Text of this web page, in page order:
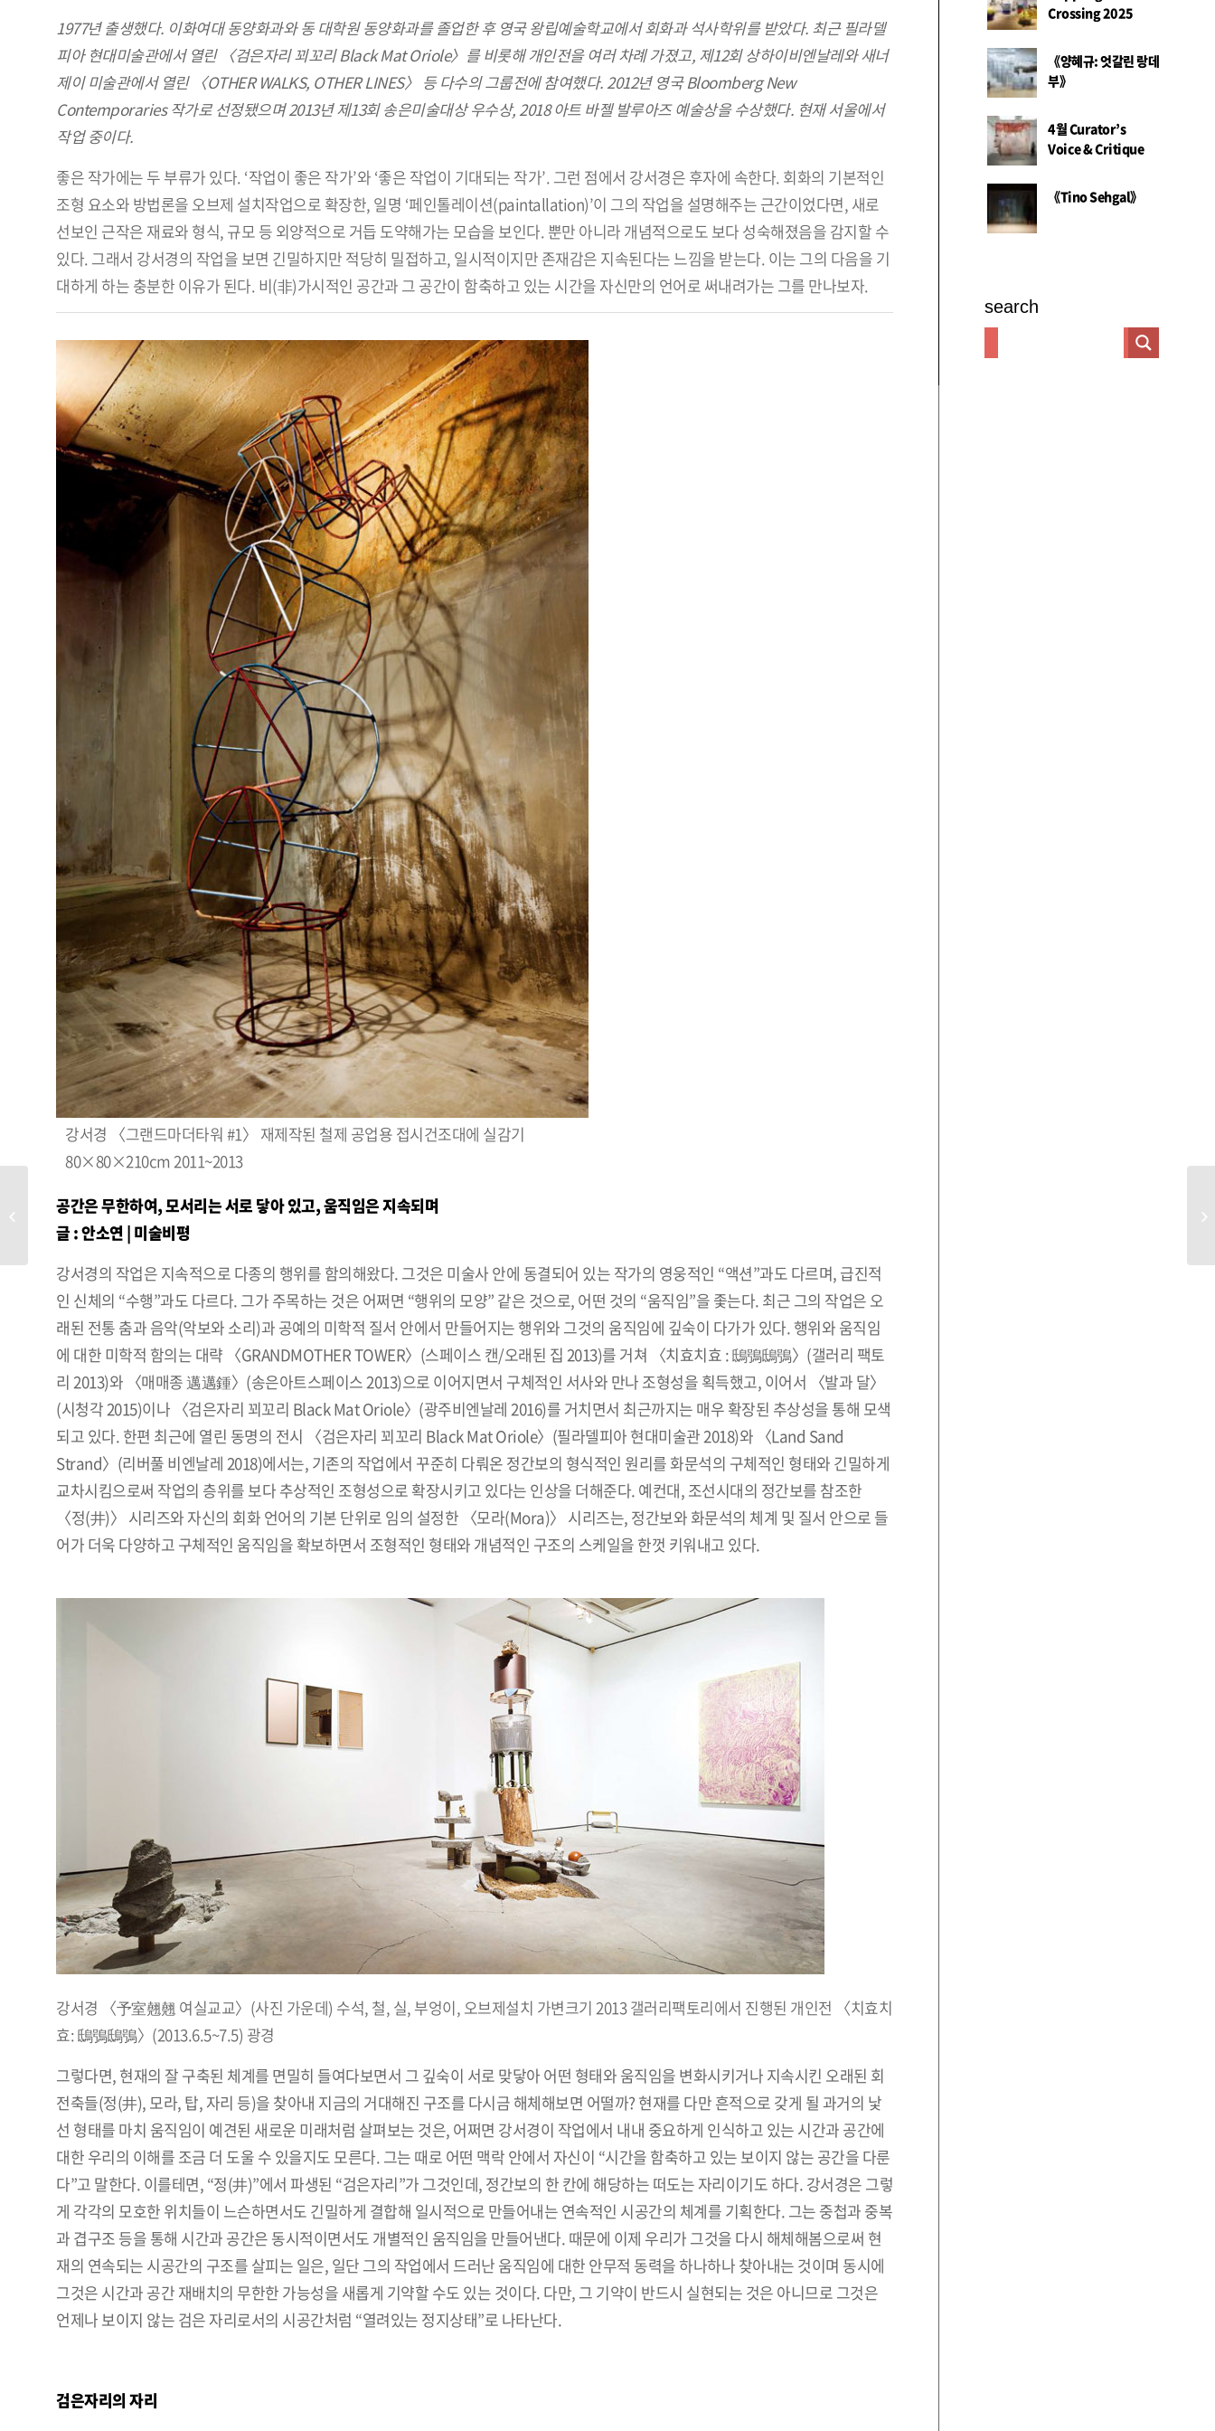
1977년 출생했다. 이화여대 동양화과와 동 대학원 동양화과를 졸업한 후 영국 왕립예술학교에서 회화과 석사학위를 받았다. 최근 필라델
피아 현대미술관에서 열린 〈검은자리 꾀꼬리 Black Mat Oriole〉를 비롯해 개인전을 여러 차례 가졌고, 제12회 상하이비엔날레와 새너
제이 미술관에서 열린 〈OTHER WALKS, OTHER LINES〉 등 다수의 그룹전에 참여했다. 2012년 영국 Bloomberg New
Contemporaries 작가로 선정됐으며 2013년 제13회 송은미술대상 우수상, 2018 아트 바젤 발루아즈 예술상을 수상했다. 현재 서울에서
작업 중이다.
좋은 작가에는 두 부류가 있다. ‘작업이 좋은 작가’와 ‘좋은 작업이 기대되는 작가’. 그런 점에서 강서경은 후자에 속한다. 회화의 기본적인
조형 요소와 방법론을 오브제 설치작업으로 확장한, 일명 ‘페인톨레이션(paintallation)’이 그의 작업을 설명해주는 근간이었다면, 새로
선보인 근작은 재료와 형식, 규모 등 외양적으로 거듭 도약해가는 모습을 보인다. 뿐만 아니라 개념적으로도 보다 성숙해졌음을 감지할 수
있다. 그래서 강서경의 작업을 보면 긴밀하지만 적당히 밀접하고, 일시적이지만 존재감은 지속된다는 느낌을 받는다. 이는 그의 다음을 기
대하게 하는 충분한 이유가 된다. 비(非)가시적인 공간과 그 공간이 함축하고 있는 시간을 자신만의 언어로 써내려가는 그를 만나보자.
강서경 〈그랜드마더타워 #1〉 재제작된 철제 공업용 접시건조대에 실감기
80×80×210cm 2011~2013
공간은 무한하여, 모서리는 서로 닿아 있고, 움직임은 지속되며
글 :안소연 | 미술비평
강서경의 작업은 지속적으로 다종의 행위를 함의해왔다. 그것은 미술사 안에 동결되어 있는 작가의 영웅적인 “액션”과도 다르며, 급진적
인 신체의 “수행”과도 다르다. 그가 주목하는 것은 어쩌면 “행위의 모양” 같은 것으로, 어떤 것의 “움직임”을 좇는다. 최근 그의 작업은 오
래된 전통 춤과 음악(악보와 소리)과 공예의 미학적 질서 안에서 만들어지는 행위와 그것의 움직임에 깊숙이 다가가 있다. 행위와 움직임
에 대한 미학적 함의는 대략 〈GRANDMOTHER TOWER〉(스페이스 캔/오래된 집 2013)를 거쳐 〈치효치효 : 鴟鴞鴟鴞〉(갤러리 팩토
리 2013)와 〈매매종 邁邁鍾〉(송은아트스페이스 2013)으로 이어지면서 구체적인 서사와 만나 조형성을 획득했고, 이어서 〈발과 달〉
(시청각 2015)이나 〈검은자리 꾀꼬리 Black Mat Oriole〉(광주비엔날레 2016)를 거치면서 최근까지는 매우 확장된 추상성을 통해 모색
되고 있다. 한편 최근에 열린 동명의 전시 〈검은자리 꾀꼬리 Black Mat Oriole〉(필라델피아 현대미술관 2018)와 〈Land Sand
Strand〉(리버풀 비엔날레 2018)에서는, 기존의 작업에서 꾸준히 다뤄온 정간보의 형식적인 원리를 화문석의 구체적인 형태와 긴밀하게
교차시킴으로써 작업의 층위를 보다 추상적인 조형성으로 확장시키고 있다는 인상을 더해준다. 예컨대, 조선시대의 정간보를 참조한
〈정(井)〉 시리즈와 자신의 회화 언어의 기본 단위로 임의 설정한 〈모라(Mora)〉 시리즈는, 정간보와 화문석의 체계 및 질서 안으로 들
어가 더욱 다양하고 구체적인 움직임을 확보하면서 조형적인 형태와 개념적인 구조의 스케일을 한껏 키워내고 있다.
강서경 〈予室翹翹 여실교교〉(사진 가운데) 수석, 철, 실, 부엉이, 오브제설치 가변크기 2013 갤러리팩토리에서 진행된 개인전 〈치효치
효: 鴟鴞鴟鴞〉(2013.6.5~7.5) 광경
그렇다면, 현재의 잘 구축된 체계를 면밀히 들여다보면서 그 깊숙이 서로 맞닿아 어떤 형태와 움직임을 변화시키거나 지속시킨 오래된 회
전축들(정(井), 모라, 탑, 자리 등)을 찾아내 지금의 거대해진 구조를 다시금 해체해보면 어떨까? 현재를 다만 흔적으로 갖게 될 과거의 낯
선 형태를 마치 움직임이 예견된 새로운 미래처럼 살펴보는 것은, 어쩌면 강서경이 작업에서 내내 중요하게 인식하고 있는 시간과 공간에
대한 우리의 이해를 조금 더 도울 수 있을지도 모른다. 그는 때로 어떤 맥락 안에서 자신이 “시간을 함축하고 있는 보이지 않는 공간을 다룬
다”고 말한다. 이를테면, “정(井)”에서 파생된 “검은자리”가 그것인데, 정간보의 한 칸에 해당하는 떠도는 자리이기도 하다. 강서경은 그렇
게 각각의 모호한 위치들이 느슨하면서도 긴밀하게 결합해 일시적으로 만들어내는 연속적인 시공간의 체계를 기획한다. 그는 중첩과 중복
과 겹구조 등을 통해 시간과 공간은 동시적이면서도 개별적인 움직임을 만들어낸다. 때문에 이제 우리가 그것을 다시 해체해봄으로써 현
재의 연속되는 시공간의 구조를 살피는 일은, 일단 그의 작업에서 드러난 움직임에 대한 안무적 동력을 하나하나 찾아내는 것이며 동시에
그것은 시간과 공간 재배치의 무한한 가능성을 새롭게 기약할 수도 있는 것이다. 다만, 그 기약이 반드시 실현되는 것은 아니므로 그것은
언제나 보이지 않는 검은 자리로서의 시공간처럼 “열려있는 정지상태”로 나타난다.
검은자리의 자리
Crossing 2025
《양혜규: 엇갈린 랑데
부》
4월 Curator’s
Voice & Critique
《Tino Sehgal》
search
[SPECIAL ARTIST] 김성희